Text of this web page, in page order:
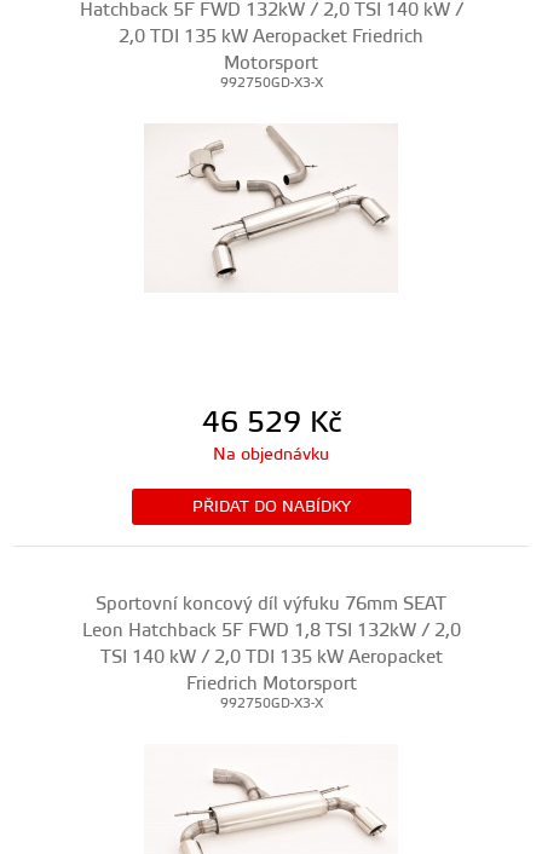
Hatchback 5F FWD 132kW / 2,0 TSI 140 kW /
2,0 TDI 135 kW Aeropacket Friedrich
Motorsport
992750GD-X3-X
46 529 Kč
Na objednávku
PŘIDAT DO NABÍDKY
Sportovní koncový díl výfuku 76mm SEAT
Leon Hatchback 5F FWD 1,8 TSI 132kW / 2,0
TSI 140 kW / 2,0 TDI 135 kW Aeropacket
Friedrich Motorsport
992750GD-X3-X